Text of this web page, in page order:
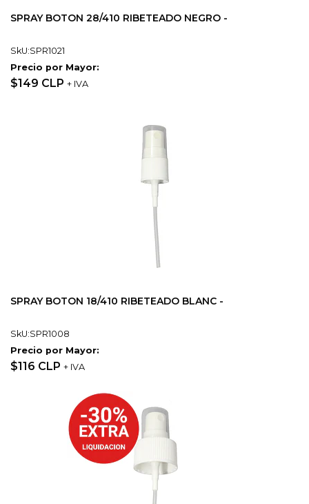
SPRAY BOTON 28/410 RIBETEADO NEGRO -
SkU:SPR1021
Precio por Mayor:
$149 CLP + IVA
SPRAY BOTON 18/410 RIBETEADO BLANC -
SkU:SPR1008
Precio por Mayor:
$116 CLP + IVA